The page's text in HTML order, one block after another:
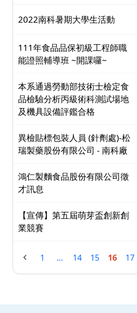
2022南科暑期大學生活動
111年食品品保初級工程師職
能證照輔導班 ~開課囉~
本系通過勞動部技術士檢定食
品檢驗分析丙級術科測試場地
及機具設備評鑑合格
異檢貼標包裝人員 (針劑處)-松
瑞製藥股份有限公司 - 南科廠
鴻仁製麵食品股份有限公司徵
才訊息
【宣傳】第五屆萌芽盃創新創
業競賽
1 ... 14 15 16 17